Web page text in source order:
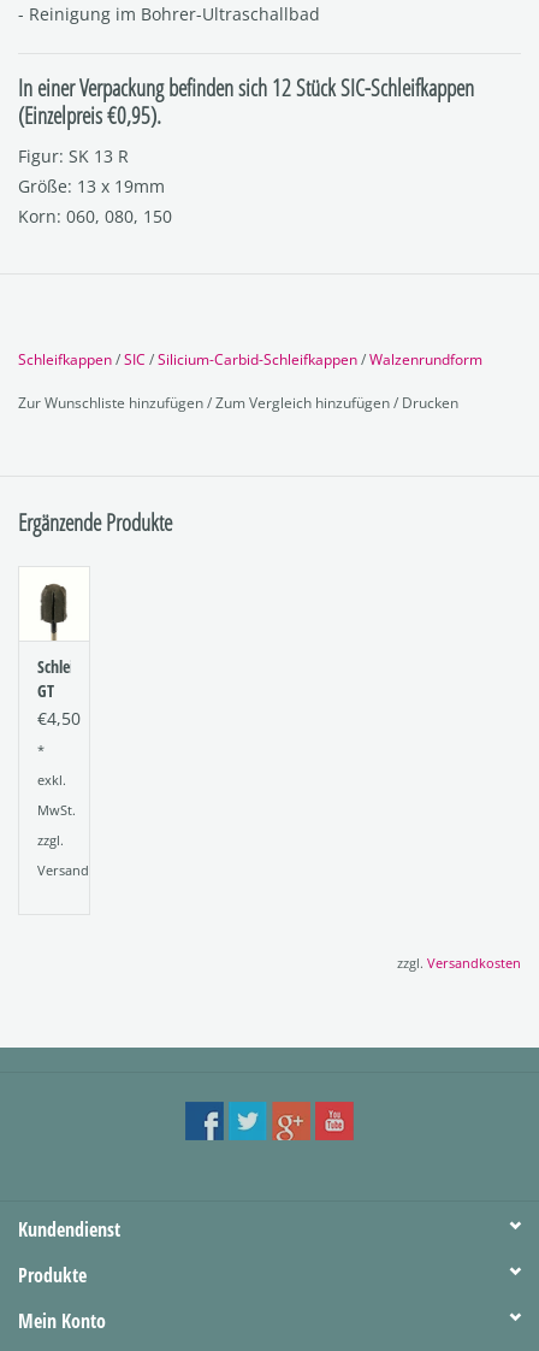
- Reinigung im Bohrer-Ultraschallbad
In einer Verpackung befinden sich 12 Stück SIC-Schleifkappen
(Einzelpreis €0,95).
Figur: SK 13 R
Größe: 13 x 19mm
Korn: 060, 080, 150
Schleifkappen/SIC /Silicium-Carbid-Schleifkappen/Walzenrundform
Zur Wunschliste hinzufügen/Zum Vergleich hinzufügen/ Drucken
Ergänzende Produkte
Schleifkappenträger
GT
10R
€4,50
*
exkl.
MwSt.
zzgl.
Versandkosten
zzgl. Versandkosten
Kundendienst
Produkte
Mein Konto